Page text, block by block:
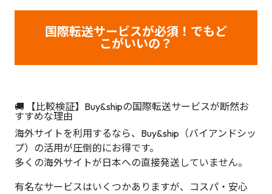
国際転送サービスが必須！でもど
こがいいの？
🚚 【比較検証】Buy&shipの国際転送サービスが断然お
すすめな理由
海外サイトを利用するなら、Buy&ship（バイアンドシッ
プ）の活用が圧倒的にお得です。
多くの海外サイトが日本への直接発送していません。
有名なサービスはいくつかありますが、コスパ・安心